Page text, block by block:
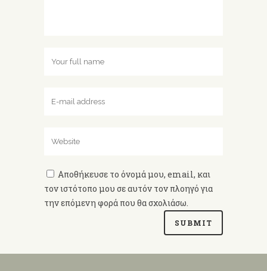
Αποθήκευσε το όνομά μου, email, και
τον ιστότοπο μου σε αυτόν τον πλοηγό για
την επόμενη φορά που θα σχολιάσω.